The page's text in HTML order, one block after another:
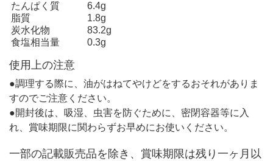
たんぱく質
6.4g
脂質
1.8g
炭水化物
83.2g
食塩相当量
0.3g
使用上の注意
●調理する際に、油がはねてやけどをするおそれがありま
すのでご注意ください。
●開封後は、吸湿、虫害を防ぐために、密閉容器等に入
れ、賞味期限に関わらずお早めにお使いください。
一部の記載販売品を除き、賞味期限は残り一ヶ月以